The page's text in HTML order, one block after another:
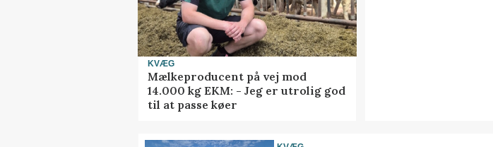
KVÆG
Mælkeproducent på vej mod
14.000 kg EKM: - Jeg er utrolig god
til at passe køer